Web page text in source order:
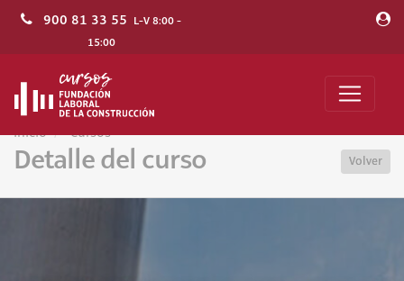
900 81 33 55 L-V 8:00 -
15:00
Inicio Cursos
Detalle del curso Volver